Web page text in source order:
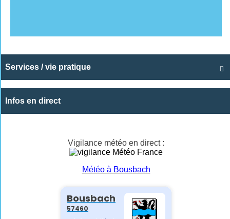

Services / vie pratique
Infos en direct
Vigilance météo en direct :
Météo à Bousbach